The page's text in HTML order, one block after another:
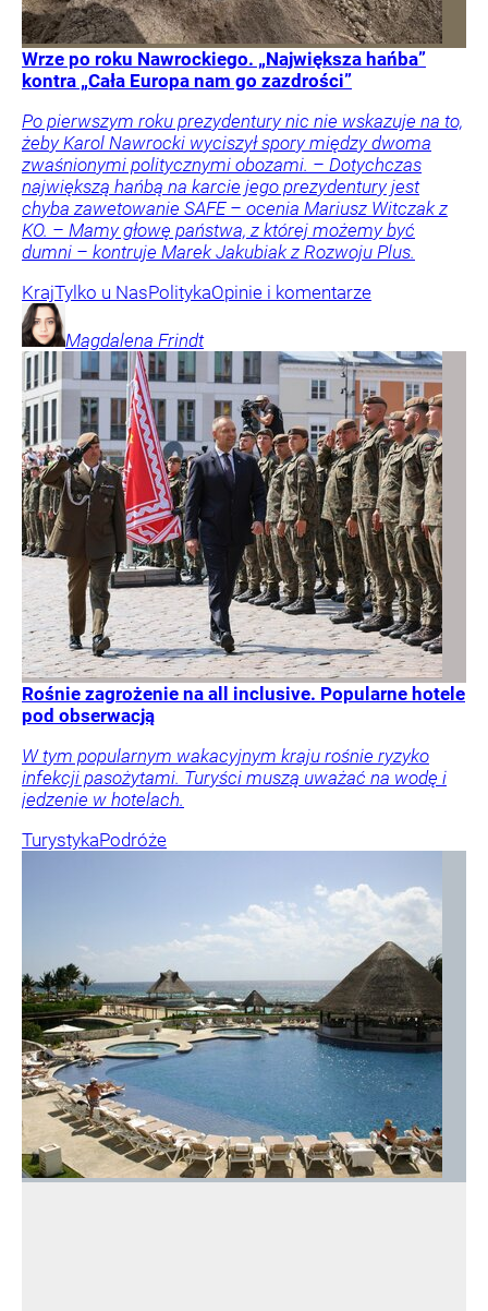
Wrze po roku Nawrockiego. „Największa hańba”
kontra „Cała Europa nam go zazdrości”
Po pierwszym roku prezydentury nic nie wskazuje na to,
żeby Karol Nawrocki wyciszył spory między dwoma
zwaśnionymi politycznymi obozami. – Dotychczas
największą hańbą na karcie jego prezydentury jest
chyba zawetowanie SAFE – ocenia Mariusz Witczak z
KO. – Mamy głowę państwa, z której możemy być
dumni – kontruje Marek Jakubiak z Rozwoju Plus.
KrajTylko u NasPolitykaOpinie i komentarze
Magdalena Frindt
Rośnie zagrożenie na all inclusive. Popularne hotele
pod obserwacją
W tym popularnym wakacyjnym kraju rośnie ryzyko
infekcji pasożytami. Turyści muszą uważać na wodę i
jedzenie w hotelach.
TurystykaPodróże